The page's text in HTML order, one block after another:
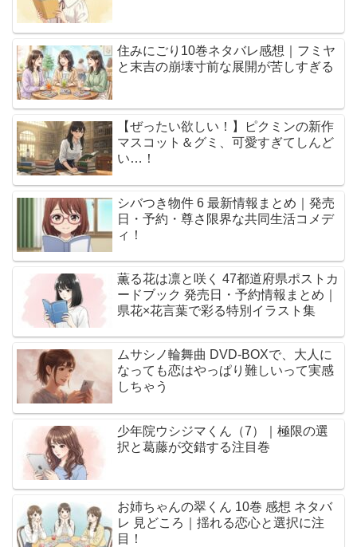
住みにごり10巻ネタバレ感想｜フミヤ
と末吉の崩壊寸前な展開が苦しすぎる
【ぜったい欲しい！】ピクミンの新作
マスコット＆グミ、可愛すぎてしんど
い…！
シバつき物件 6 最新情報まとめ｜発売
日・予約・尊さ限界な共同生活コメデ
ィ！
薫る花は凛と咲く 47都道府県ポストカ
ードブック 発売日・予約情報まとめ｜
県花×花言葉で彩る特別イラスト集
ムサシノ輪舞曲 DVD-BOXで、大人に
なっても恋はやっぱり難しいって実感
しちゃう
少年院ウシジマくん（7）｜極限の選
択と葛藤が交錯する注目巻
お姉ちゃんの翠くん 10巻 感想 ネタバ
レ 見どころ｜揺れる恋心と選択に注
目！